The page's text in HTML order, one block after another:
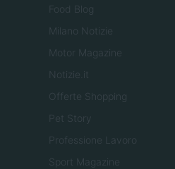
Food Blog
Milano Notizie
Motor Magazine
Notizie.it
Offerte Shopping
Pet Story
Professione Lavoro
Sport Magazine